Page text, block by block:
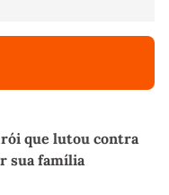
que lutou contra
sua família